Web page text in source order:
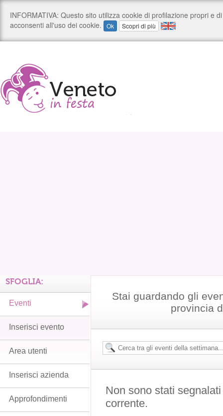
Stai guardando gli
provincia
Non sono stati
corrente.
SFOGLIA:
Eventi
Inserisci evento
Area utenti
Inserisci azienda
Approfondimenti